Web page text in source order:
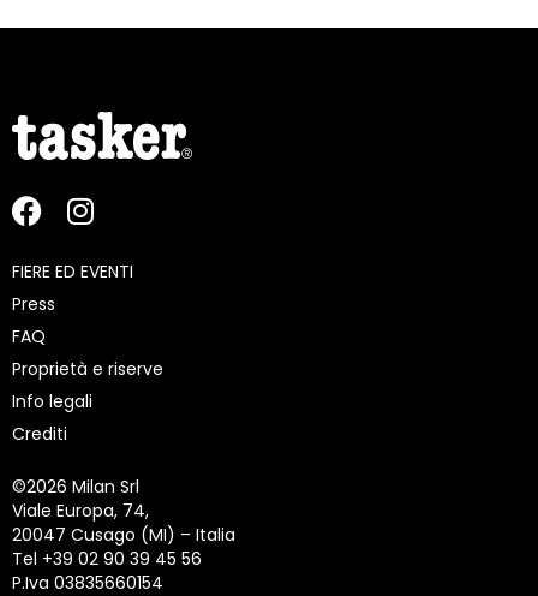
FIERE ED EVENTI
Press
FAQ
Proprietà e riserve
Info legali
Crediti
©2026 Milan Srl
Viale Europa, 74,
20047 Cusago (MI) – Italia
Tel +39 02 90 39 45 56
P.Iva 03835660154